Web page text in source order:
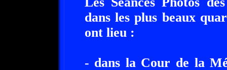
dans les plus beaux
ont lieu :
- dans la Cour de la